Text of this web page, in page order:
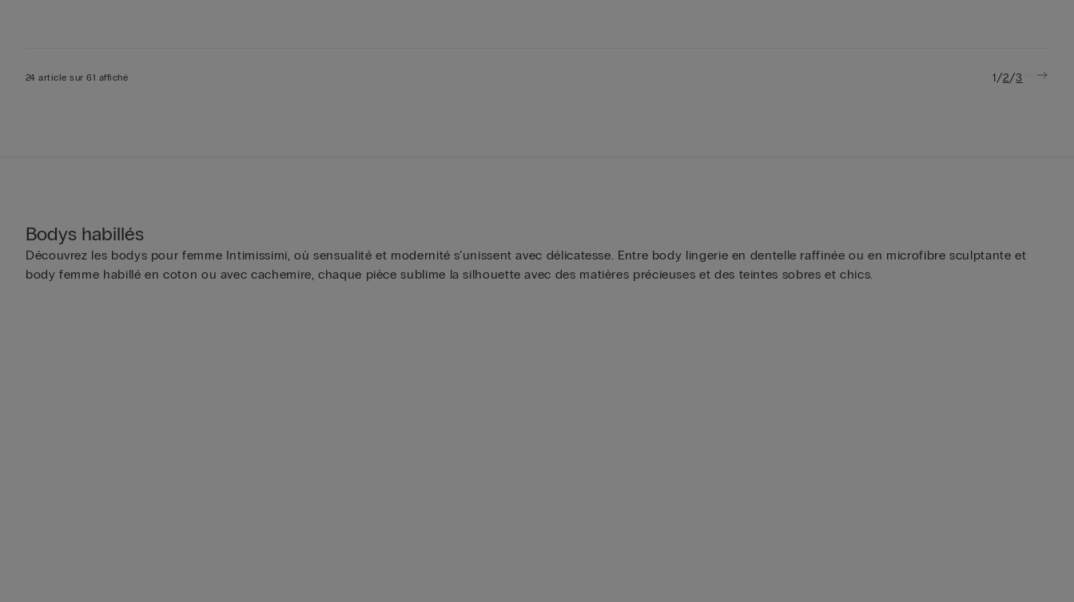
24 article sur 61 affiché 1/2/3
Bodys habillés
Découvrez les bodys pour femme Intimissimi, où sensualité et modernité s’unissent avec délicatesse. Entre body lingerie en dentelle raffinée ou en microfibre sculptante et
body femme habillé en coton ou avec cachemire, chaque pièce sublime la silhouette avec des matières précieuses et des teintes sobres et chics.